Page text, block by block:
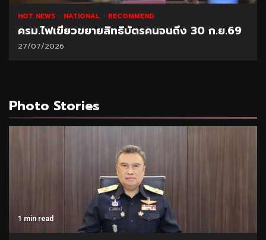
HOT NEWS NATIONAL RECOMMEND
ครม.ไฟเขียวขยายสิทธิบัตรคนจนถึง 30 ก.ย.69
27/07/2026
Photo Stories
1 min read